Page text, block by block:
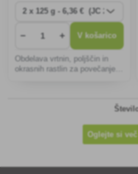
− + V košarico
Obdelava vrtnin, poljščin in
okrasnih rastlin za povečanje
Oglejte si